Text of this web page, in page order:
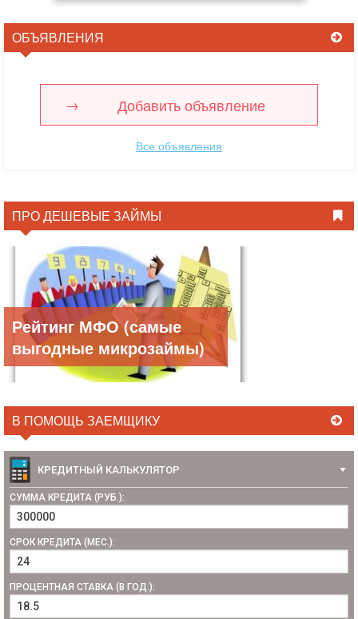
ОБЪЯВЛЕНИЯ
Добавить объявление
Все объявления
ПРО ДЕШЕВЫЕ ЗАЙМЫ
Рейтинг МФО (самые
выгодные микрозаймы)
В ПОМОЩЬ ЗАЕМЩИКУ
КРЕДИТНЫЙ КАЛЬКУЛЯТОР
СУММА КРЕДИТА (РУБ.):
СРОК КРЕДИТА (МЕС.):
ПРОЦЕНТНАЯ СТАВКА (В ГОД.):